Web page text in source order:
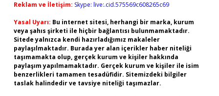
Reklam ve İletişim: Skype: live:.cid.575569c608265c69
Yasal Uyarı: Bu internet sitesi, herhangi bir marka, kurum
veya şahıs şirketi ile hiçbir bağlantısı bulunmamaktadır.
Sitede yalnızca kendi hazırladığımız makaleler
paylaşılmaktadır. Burada yer alan içerikler haber niteliği
taşımamakta olup, gerçek kurum ve kişiler hakkında
paylaşım yapılmamaktadır. Gerçek kurum ve kişiler ile isim
benzerlikleri tamamen tesadüfidir. Sitemizdeki bilgiler
taslak halindedir ve tavsiye niteliği taşımazlar.